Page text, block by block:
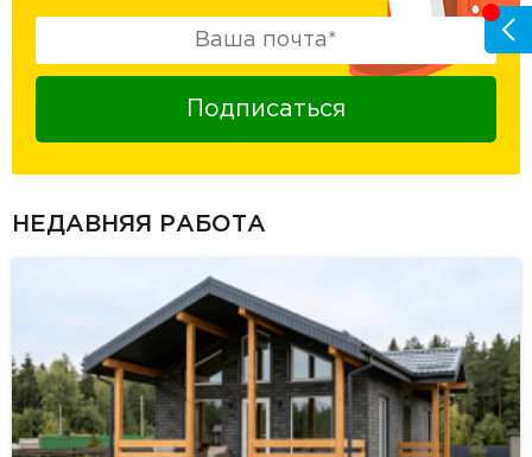
Подписаться
НЕДАВНЯЯ РАБОТА